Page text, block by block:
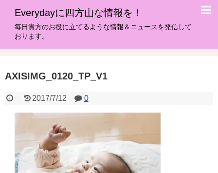
Everydayに四方山な情報を！
毎日貴方のお役に立てるような情報＆ニュースを発信して
おります。
AXISIMG_0120_TP_V1
2017/7/12 0